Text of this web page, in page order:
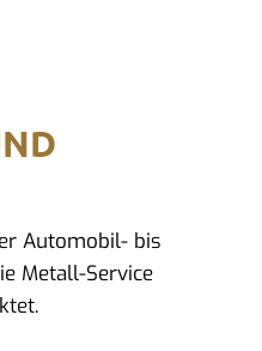
Automobil- bis
Metall-Service